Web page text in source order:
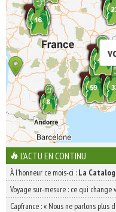
L'ACTU EN CONTINU
À l'honneur ce mois-ci : La
Voyage sur-mesure : ce qui change
Capfrance : « Nous ne parlons